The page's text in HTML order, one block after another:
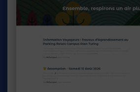
Précédent